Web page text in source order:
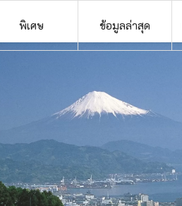
พิเศษ ข้อมูลล่าสุด